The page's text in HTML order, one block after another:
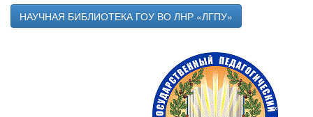
НАУЧНАЯ БИБЛИОТЕКА ГОУ ВО ЛНР «ЛГПУ»